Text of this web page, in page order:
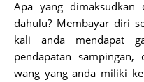
Apa yang dimaksudkan
dahulu? Membayar diri
kali anda mendapat
pendapatan sampingan,
wang yang anda miliki